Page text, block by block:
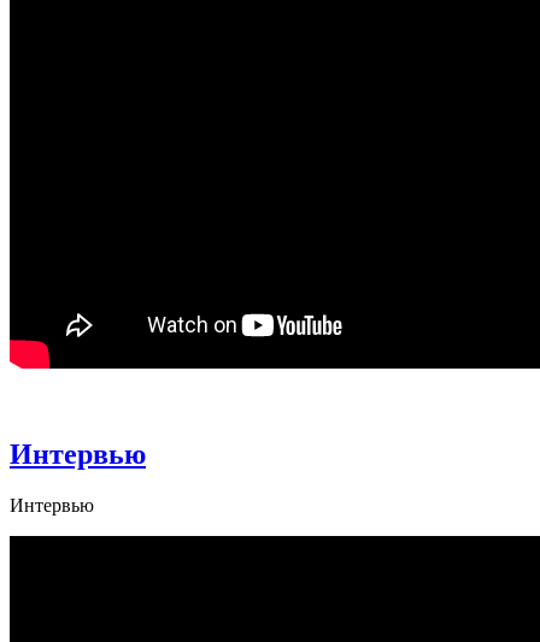
Интервью
Интервью